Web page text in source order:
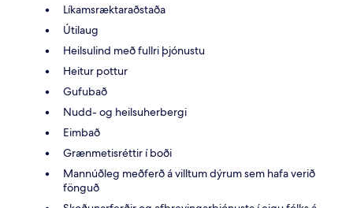
Líkamsræktaraðstaða
Útilaug
Heilsulind með fullri þjónustu
Heitur pottur
Gufubað
Nudd- og heilsuherbergi
Eimbað
Grænmetisréttir í boði
Mannúðleg meðferð á villtum dýrum sem hafa verið
fönguð